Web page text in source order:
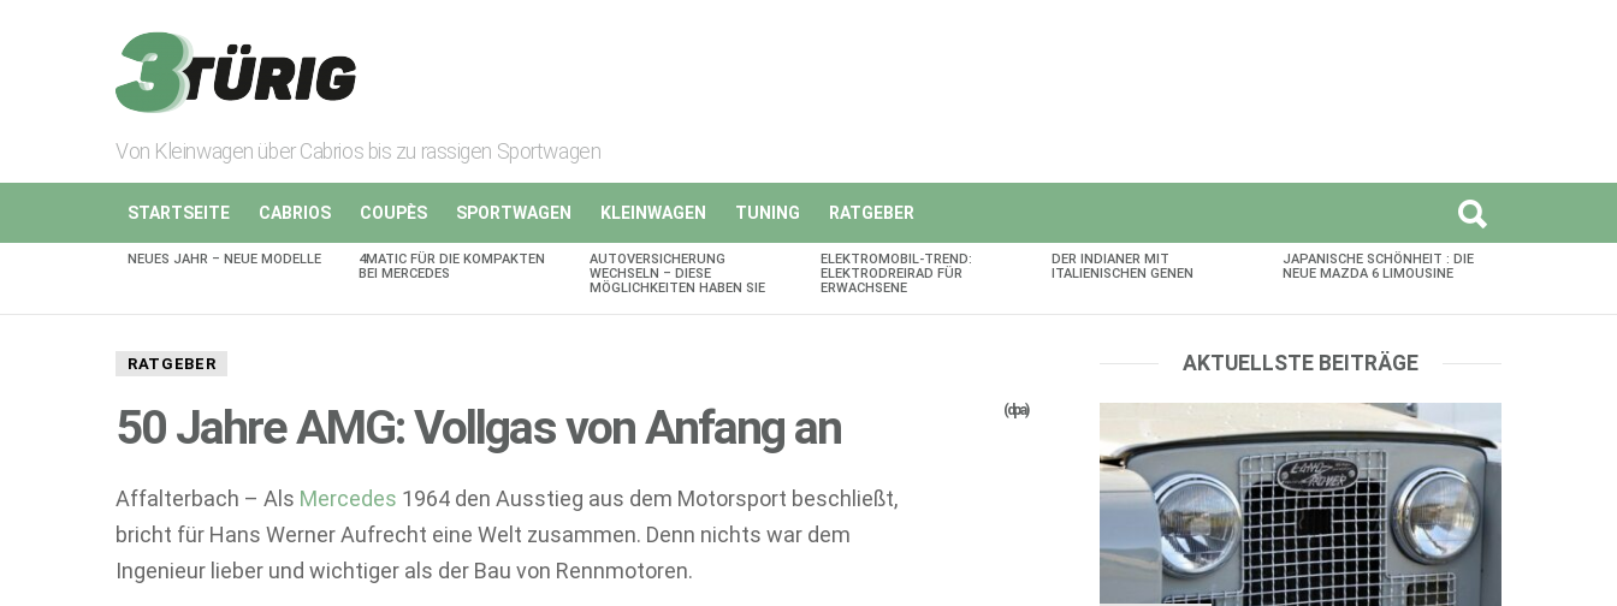
Von Kleinwagen über Cabrios bis zu rassigen Sportwagen
STARTSEITE CABRIOS COUPÈS SPORTWAGEN KLEINWAGEN TUNING RATGEBER
AKTUELLES
NEUES JAHR – NEUE MODELLE
4MATIC FÜR DIE KOMPAKTEN
BEI MERCEDES
AUTOVERSICHERUNG
WECHSELN – DIESE
MÖGLICHKEITEN HABEN SIE
ELEKTROMOBIL-TREND:
ELEKTRODREIRAD FÜR
ERWACHSENE
DER INDIANER MIT
ITALIENISCHEN GENEN
JAPANISCHE SCHÖNHEIT : DIE
NEUE MAZDA 6 LIMOUSINE
RATGEBER
50 Jahre AMG: Vollgas von Anfang an (dpa)
Affalterbach – Als Mercedes 1964 den Ausstieg aus dem Motorsport beschließt,
bricht für Hans Werner Aufrecht eine Welt zusammen. Denn nichts war dem
Ingenieur lieber und wichtiger als der Bau von Rennmotoren.
AKTUELLSTE BEITRÄGE